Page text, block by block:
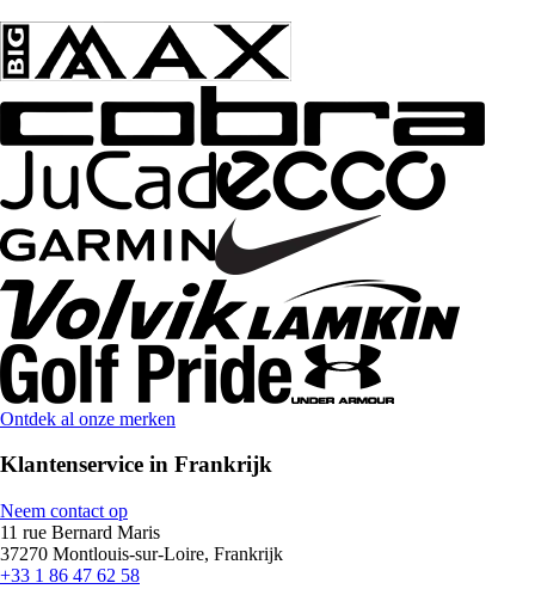
Ontdek al onze merken
Klantenservice in Frankrijk
Neem contact op
11 rue Bernard Maris
37270 Montlouis-sur-Loire, Frankrijk
+33 1 86 47 62 58